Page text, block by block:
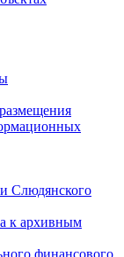
Слюдянского
к архивным
финансового